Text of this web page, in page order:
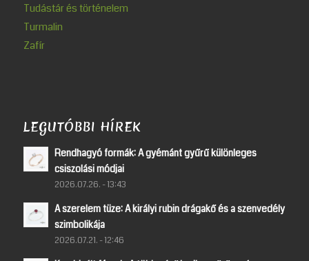
Tudástár és történelem
Turmalin
Zafír
LEGUTÓBBI HÍREK
Rendhagyó formák: A gyémánt gyűrű különleges
csiszolási módjai
2026.07.26. - 13:43
A szerelem tüze: A királyi rubin drágakő és a szenvedély
szimbolikája
2026.07.21. - 12:46